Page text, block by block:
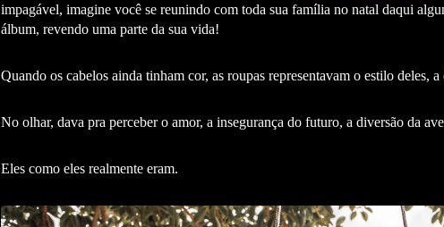
impagável, imagine você se reunindo com toda sua família no natal daqui
álbum, revendo uma parte da sua vida!
Quando os cabelos ainda tinham cor, as roupas representavam o estilo deles, a
No olhar, dava pra perceber o amor, a insegurança do futuro, a diversão da
Eles como eles realmente eram.